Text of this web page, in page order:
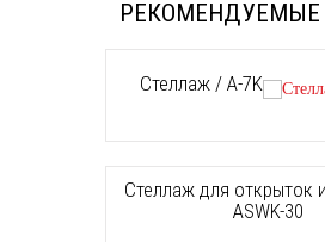
РЕКОМЕНДУЕМЫЕ
Стеллаж / A-7K
Стеллаж для
ASWK-30